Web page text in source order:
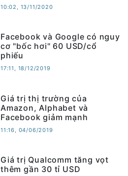
10:02, 13/11/2020
Facebook và Google có nguy
cơ "bốc hơi" 60 USD/cổ
phiếu
17:11, 18/12/2019
Giá trị thị trường của
Amazon, Alphabet và
Facebook giảm mạnh
11:16, 04/06/2019
Giá trị Qualcomm tăng vọt
thêm gần 30 tỉ USD